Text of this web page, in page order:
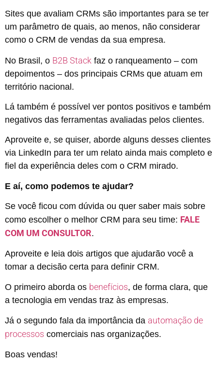
Sites que avaliam CRMs são importantes para se ter
um parâmetro de quais, ao menos, não considerar
como o CRM de vendas da sua empresa.
No Brasil, o B2B Stack faz o ranqueamento – com
depoimentos – dos principais CRMs que atuam em
território nacional.
Lá também é possível ver pontos positivos e também
negativos das ferramentas avaliadas pelos clientes.
Aproveite e, se quiser, aborde alguns desses clientes
via LinkedIn para ter um relato ainda mais completo e
fiel da experiência deles com o CRM mirado.
E aí, como podemos te ajudar?
Se você ficou com dúvida ou quer saber mais sobre
como escolher o melhor CRM para seu time: FALE
COM UM CONSULTOR.
Aproveite e leia dois artigos que ajudarão você a
tomar a decisão certa para definir CRM.
O primeiro aborda os benefícios, de forma clara, que
a tecnologia em vendas traz às empresas.
Já o segundo fala da importância da automação de
processos comerciais nas organizações.
Boas vendas!